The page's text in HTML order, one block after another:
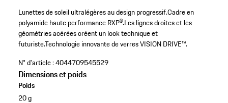
Lunettes de soleil ultralégères au design progressif.Cadre en
polyamide haute performance RXP®.Les lignes droites et les
géométries acérées créent un look technique et
futuriste.Technologie innovante de verres VISION DRIVE™.
N° d'article :4044709545529
Dimensions et poids
Poids
20 g